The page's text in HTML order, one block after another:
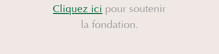
Cliquez ici pour soutenir
la fondation.